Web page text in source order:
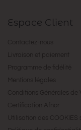
Espace Client